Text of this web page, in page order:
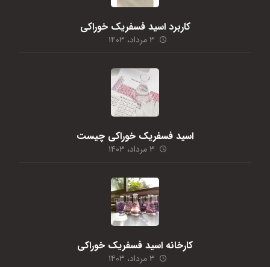
کاربرد اسید فسفریک خوراکی
۳ مرداد، ۱۴۰۳
اسید فسفریک خوراکی چیست
۳ مرداد، ۱۴۰۳
کارخانه اسید فسفریک خوراکی
۳ مرداد، ۱۴۰۳